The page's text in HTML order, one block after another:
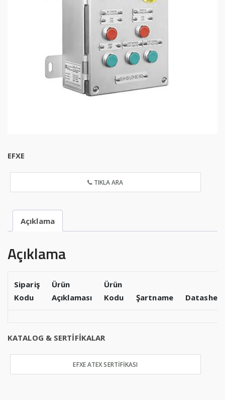
EFXE
TIKLA ARA
Açıklama
Açıklama
Sipariş
Kodu
Ürün
Açıklaması
Ürün
Kodu
Şartname
KATALOG & SERTİFİKALAR
EFXE ATEX SERTİFİKASI